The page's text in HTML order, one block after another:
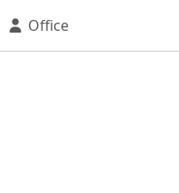
Office